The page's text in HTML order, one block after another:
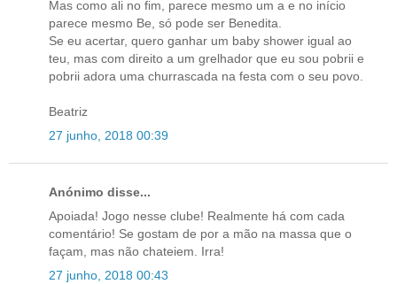
Mas como ali no fim, parece mesmo um a e no início
parece mesmo Be, só pode ser Benedita.
Se eu acertar, quero ganhar um baby shower igual ao
teu, mas com direito a um grelhador que eu sou pobrii e
pobrii adora uma churrascada na festa com o seu povo.
Beatriz
27 junho, 2018 00:39
Anónimo disse...
Apoiada! Jogo nesse clube! Realmente há com cada
comentário! Se gostam de por a mão na massa que o
façam, mas não chateiem. Irra!
27 junho, 2018 00:43